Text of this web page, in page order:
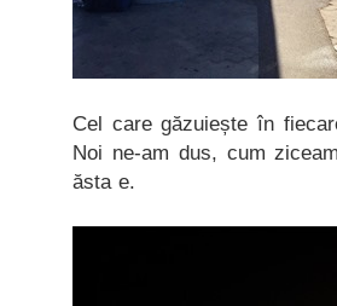
Cel care găzuiește în
Noi ne-am dus, cum
ăsta e.